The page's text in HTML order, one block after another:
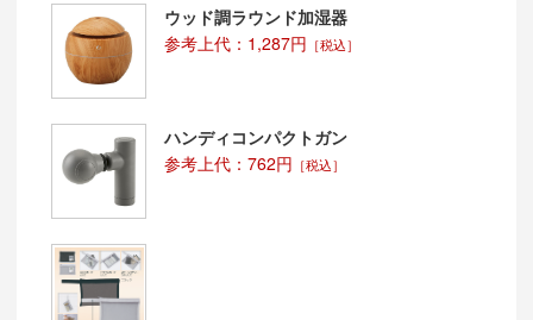
ウッド調ラウンド加湿器
参考上代：1,287円 ［税込］
ハンディコンパクトガン
参考上代：762円 ［税込］